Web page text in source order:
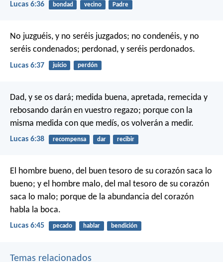
Lucas 6:36 bondad vecino Padre
No juzguéis, y no seréis juzgados; no condenéis, y no
seréis condenados; perdonad, y seréis perdonados.
Lucas 6:37 juicio perdón
Dad, y se os dará; medida buena, apretada, remecida y
rebosando darán en vuestro regazo; porque con la
misma medida con que medís, os volverán a medir.
Lucas 6:38 recompensa dar recibir
El hombre bueno, del buen tesoro de su corazón saca lo
bueno; y el hombre malo, del mal tesoro de su corazón
saca lo malo; porque de la abundancia del corazón
habla la boca.
Lucas 6:45 pecado hablar bendición
Temas relacionados